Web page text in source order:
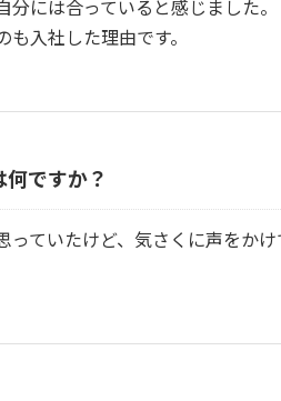
には合っていると感じました。
入社した理由です。
ですか？
ていたけど、気さくに声をかけ